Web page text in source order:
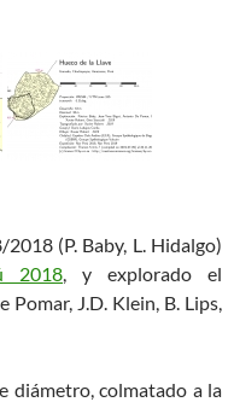
(P. Baby, L. Hidalgo)
2018, y explorado el
Pomar, J.D. Klein, B. Lips,
diámetro, colmatado a la